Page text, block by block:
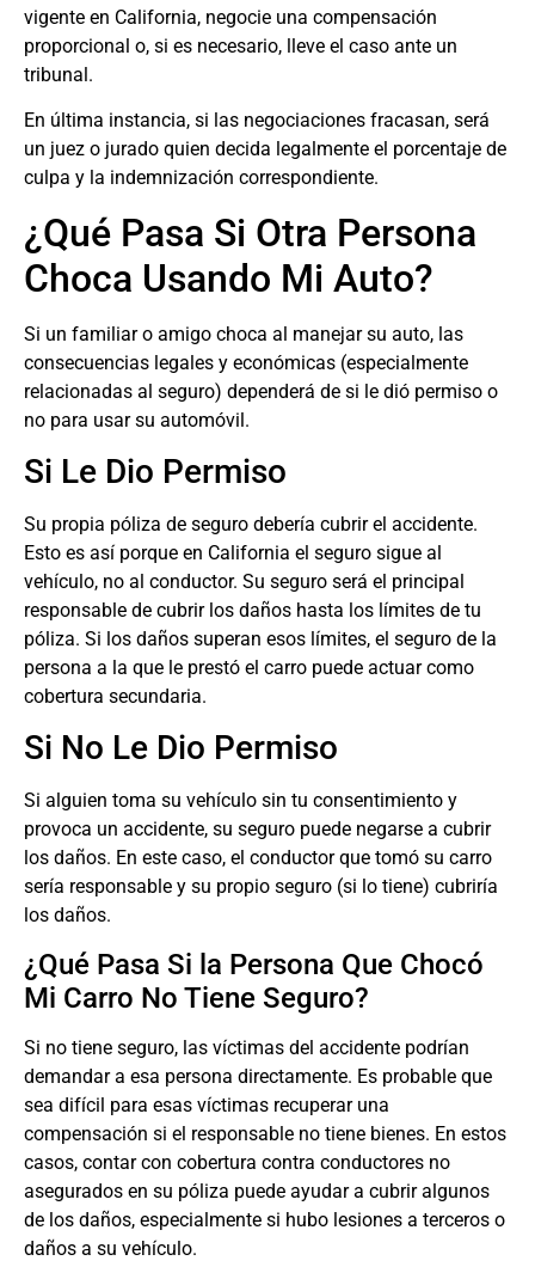
vigente en California, negocie una compensación
proporcional o, si es necesario, lleve el caso ante un
tribunal.
En última instancia, si las negociaciones fracasan, será
un juez o jurado quien decida legalmente el porcentaje de
culpa y la indemnización correspondiente.
¿Qué Pasa Si Otra Persona
Choca Usando Mi Auto?
Si un familiar o amigo choca al manejar su auto, las
consecuencias legales y económicas (especialmente
relacionadas al seguro) dependerá de si le dió permiso o
no para usar su automóvil.
Si Le Dio Permiso
Su propia póliza de seguro debería cubrir el accidente.
Esto es así porque en California el seguro sigue al
vehículo, no al conductor. Su seguro será el principal
responsable de cubrir los daños hasta los límites de tu
póliza. Si los daños superan esos límites, el seguro de la
persona a la que le prestó el carro puede actuar como
cobertura secundaria.
Si No Le Dio Permiso
Si alguien toma su vehículo sin tu consentimiento y
provoca un accidente, su seguro puede negarse a cubrir
los daños. En este caso, el conductor que tomó su carro
sería responsable y su propio seguro (si lo tiene) cubriría
los daños.
¿Qué Pasa Si la Persona Que Chocó
Mi Carro No Tiene Seguro?
Si no tiene seguro, las víctimas del accidente podrían
demandar a esa persona directamente. Es probable que
sea difícil para esas víctimas recuperar una
compensación si el responsable no tiene bienes. En estos
casos, contar con cobertura contra conductores no
asegurados en su póliza puede ayudar a cubrir algunos
de los daños, especialmente si hubo lesiones a terceros o
daños a su vehículo.